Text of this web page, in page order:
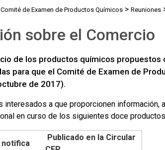
Comité de Examen de Productos Químicos> Reuniones
sobre el Comercio
de los productos químicos propuestos
para que el Comité de Examen de
de 2017).
a que proporcionen información,
en curso de los siguientes doce
notifica
Publicado en la Circular